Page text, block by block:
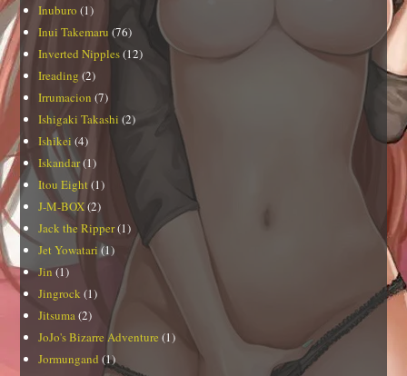
Inuburo (1)
Inui Takemaru (76)
Inverted Nipples(12)
Ireading (2)
Irrumacion (7)
Ishigaki Takashi (2)
Ishikei (4)
Iskandar(1)
Itou Eight(1)
J-M-BOX(2)
Jack the Ripper(1)
Jet Yowatari(1)
Jin(1)
Jingrock (1)
Jitsuma(2)
JoJo's Bizarre Adventure (1)
Jormungand (1)